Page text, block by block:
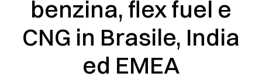
benzina, flex fuel e
CNG in Brasile, India
ed EMEA